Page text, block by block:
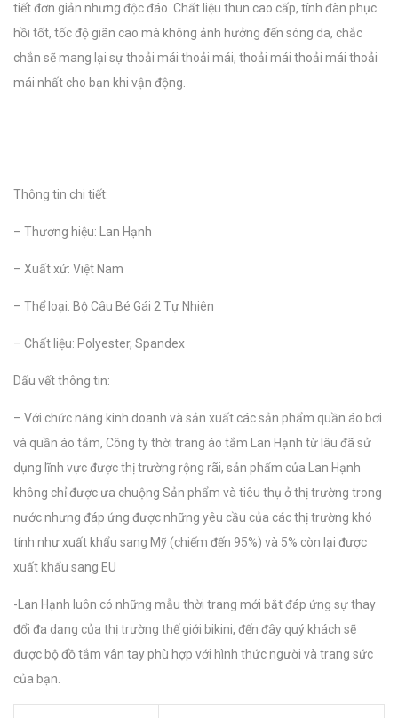
tiết đơn giản nhưng độc đáo. Chất liệu thun cao cấp, tính đàn phục
hồi tốt, tốc độ giãn cao mà không ảnh hưởng đến sóng da, chắc
chắn sẽ mang lại sự thoải mái thoải mái, thoải mái thoải mái thoải
mái nhất cho bạn khi vận động.
Thông tin chi tiết:
– Thương hiệu: Lan Hạnh
– Xuất xứ: Việt Nam
– Thể loại: Bộ Câu Bé Gái 2 Tự Nhiên
– Chất liệu: Polyester, Spandex
Dấu vết thông tin:
– Với chức năng kinh doanh và sản xuất các sản phẩm quần áo bơi
và quần áo tắm, Công ty thời trang áo tắm Lan Hạnh từ lâu đã sử
dụng lĩnh vực được thị trường rộng rãi, sản phẩm của Lan Hạnh
không chỉ được ưa chuộng Sản phẩm và tiêu thụ ở thị trường trong
nước nhưng đáp ứng được những yêu cầu của các thị trường khó
tính như xuất khẩu sang Mỹ (chiếm đến 95%) và 5% còn lại được
xuất khẩu sang EU
-Lan Hạnh luôn có những mẫu thời trang mới bắt đáp ứng sự thay
đổi đa dạng của thị trường thế giới bikini, đến đây quý khách sẽ
được bộ đồ tắm vân tay phù hợp với hình thức người và trang sức
của bạn.